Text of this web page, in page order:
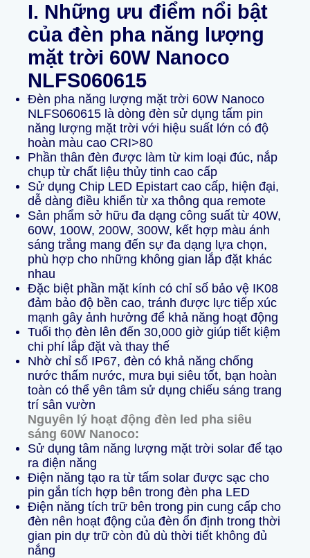
I. Những ưu điểm nổi bật
của đèn pha năng lượng
mặt trời 60W Nanoco
NLFS060615
Đèn pha năng lượng mặt trời 60W Nanoco
NLFS060615 là dòng đèn sử dụng tấm pin
năng lượng mặt trời với hiệu suất lớn có độ
hoàn màu cao CRI>80
Phần thân đèn được làm từ kim loại đúc, nắp
chụp từ chất liệu thủy tinh cao cấp
Sử dụng Chip LED Epistart cao cấp, hiện đại,
dễ dàng điều khiển từ xa thông qua remote
Sản phẩm sở hữu đa dạng công suất từ 40W,
60W, 100W, 200W, 300W, kết hợp màu ánh
sáng trắng mang đến sự đa dạng lựa chọn,
phù hợp cho những không gian lắp đặt khác
nhau
Đặc biệt phần mặt kính có chỉ số bảo vệ IK08
đảm bảo độ bền cao, tránh được lực tiếp xúc
mạnh gây ảnh hưởng để khả năng hoạt động
Tuổi thọ đèn lên đến 30,000 giờ giúp tiết kiệm
chi phí lắp đặt và thay thế
Nhờ chỉ số IP67, đèn có khả năng chống
nước thấm nước, mưa bụi siêu tốt, bạn hoàn
toàn có thể yên tâm sử dụng chiếu sáng trang
trí sân vườn
Nguyên lý hoạt động đèn led pha siêu
sáng 60W Nanoco:
Sử dụng tâm năng lượng mặt trời solar để tạo
ra điện năng
Điện năng tạo ra từ tấm solar được sạc cho
pin gắn tích hợp bên trong đèn pha LED
Điện năng tích trữ bên trong pin cung cấp cho
đèn nên hoạt động của đèn ổn định trong thời
gian pin dự trữ còn đủ dù thời tiết không đủ
nắng